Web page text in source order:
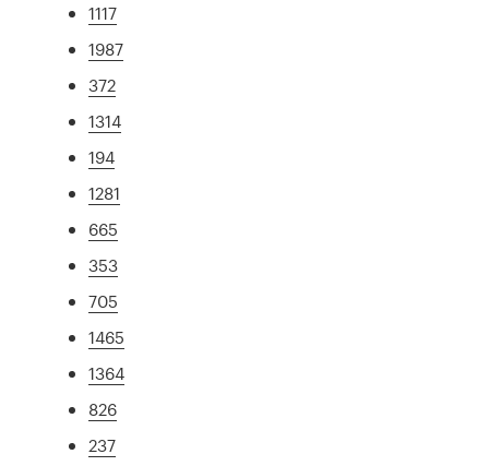
1117
1987
372
1314
194
1281
665
353
705
1465
1364
826
237